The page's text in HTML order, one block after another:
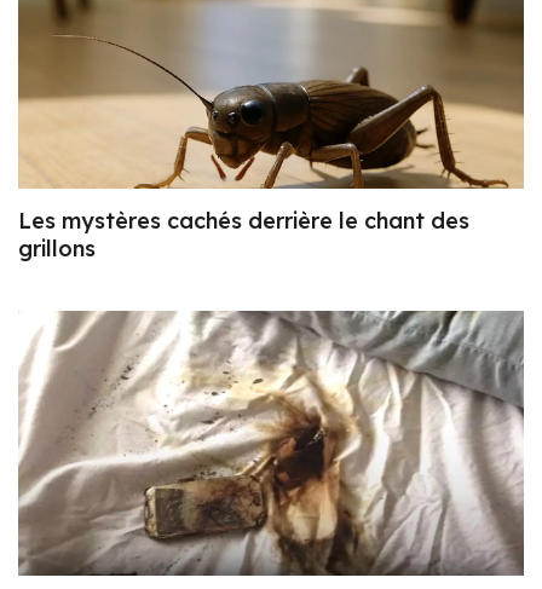
Les mystères cachés derrière le chant des
grillons